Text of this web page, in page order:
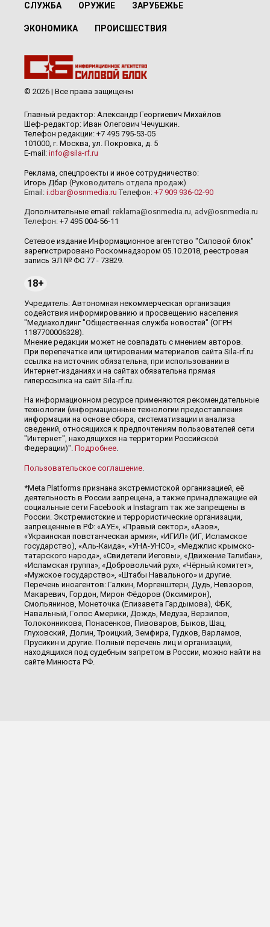
СЛУЖБА ОРУЖИЕ ЗАРУБЕЖЬЕ
ЭКОНОМИКА ПРОИСШЕСТВИЯ
© 2026 | Все права защищены
Главный редактор: Александр Георгиевич Михайлов
Шеф-редактор: Иван Олегович Чечушкин.
Телефон редакции: +7 495 795-53-05
101000, г. Москва, ул. Покровка, д. 5
E-mail: info@sila-rf.ru
Реклама, спецпроекты и иное сотрудничество:
Игорь Дбар (Руководитель отдела продаж)
Email: i.dbar@osnmedia.ru Телефон: +7 909 936-02-90
Дополнительные email: reklama@osnmedia.ru, adv@osnmedia.ru
Телефон: +7 495 004-56-11
Сетевое издание Информационное агентство "Силовой блок"
зарегистрировано Роскомнадзором 05.10.2018, реестровая
запись ЭЛ № ФС 77 - 73829.
18+
Учредитель: Автономная некоммерческая организация
содействия информированию и просвещению населения
"Медиахолдинг "Общественная служба новостей" (ОГРН
1187700006328).
Мнение редакции может не совпадать с мнением авторов.
При перепечатке или цитировании материалов сайта Sila-rf.ru
ссылка на источник обязательна, при использовании в
Интернет-изданиях и на сайтах обязательна прямая
гиперссылка на сайт Sila-rf.ru.
На информационном ресурсе применяются рекомендательные
технологии (информационные технологии предоставления
информации на основе сбора, систематизации и анализа
сведений, относящихся к предпочтениям пользователей сети
"Интернет", находящихся на территории Российской
Федерации)". Подробнее.
Пользовательское соглашение.
*Meta Platforms признана экстремистской организацией, её
деятельность в России запрещена, а также принадлежащие ей
социальные сети Facebook и Instagram так же запрещены в
России. Экстремистские и террористические организации,
запрещенные в РФ: «АУЕ», «Правый сектор», «Азов»,
«Украинская повстанческая армия», «ИГИЛ» (ИГ, Исламское
государство), «Аль-Каида», «УНА-УНСО», «Меджлис крымско-
татарского народа», «Свидетели Иеговы», «Движение Талибан»,
«Исламская группа», «Добровольчий рух», «Чёрный комитет»,
«Мужское государство», «Штабы Навального» и другие.
Перечень иноагентов: Галкин, Моргенштерн, Дудь, Невзоров,
Макаревич, Гордон, Мирон Фёдоров (Оксимирон),
Смольянинов, Монеточка (Елизавета Гардымова), ФБК,
Навальный, Голос Америки, Дождь, Медуза, Верзилов,
Толоконникова, Понасенков, Пивоваров, Быков, Шац,
Глуховский, Долин, Троицкий, Земфира, Гудков, Варламов,
Прусикин и другие. Полный перечень лиц и организаций,
находящихся под судебным запретом в России, можно найти на
сайте Минюста РФ.